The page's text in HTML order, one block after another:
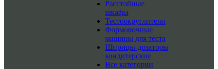
Расстойные
шкафы
Тестоокруглители
Формовочные
машины для теста
Шприцы-дозаторы
кондитерские
Все категории